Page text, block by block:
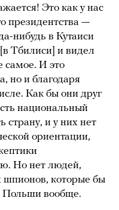
Это как у нас
президентства —
нибудь в Кутаиси
Тбилиси] и видел
самое. И это
но и благодаря
Как бы они друг
национальный
страну, и у них нет
ориентации,
Но нет людей,
которые бы
Польши вообще.